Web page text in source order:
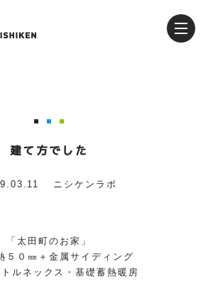
建て方でした
ニシケンラボ
「太田町のお家」
５０㎜＋金属サイディング
ルネックス・基礎蓄熱暖房